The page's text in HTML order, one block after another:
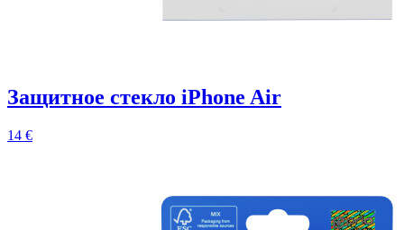
Защитное стекло iPhone Air
14 €